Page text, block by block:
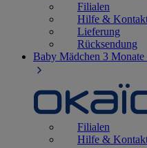
Filialen
Hilfe &
Lieferung
Rücksendung
Baby Mädchen 3 Monate
Filialen
Hilfe &